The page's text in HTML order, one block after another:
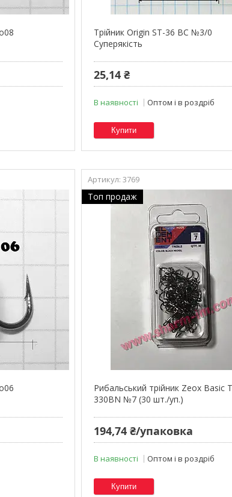
Трійник Origin ST-36 BC №3/0
Суперякість
25,14 ₴
В наявності Оптом і в роздріб
Купити
3769
Топ продаж
Рибальський трійник Zeox Basic
330BN №7 (30 шт./уп.)
194,74 ₴/упаковка
В наявності Оптом і в роздріб
Купити